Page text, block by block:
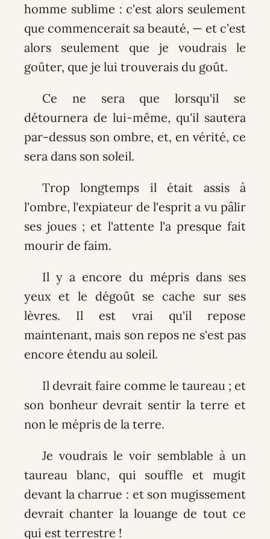
homme sublime : c'est alors seulement
que commencerait sa beauté, — et c'est
alors seulement que je voudrais le
goûter, que je lui trouverais du goût.
Ce ne sera que lorsqu'il se
détournera de lui-même, qu'il sautera
par-dessus son ombre, et, en vérité, ce
sera dans son soleil.
Trop longtemps il était assis à
l'ombre, l'expiateur de l'esprit a vu pâlir
ses joues ; et l'attente l'a presque fait
mourir de faim.
Il y a encore du mépris dans ses
yeux et le dégoût se cache sur ses
lèvres. Il est vrai qu'il repose
maintenant, mais son repos ne s'est pas
encore étendu au soleil.
Il devrait faire comme le taureau ; et
son bonheur devrait sentir la terre et
non le mépris de la terre.
Je voudrais le voir semblable à un
taureau blanc, qui souffle et mugit
devant la charrue : et son mugissement
devrait chanter la louange de tout ce
qui est terrestre !